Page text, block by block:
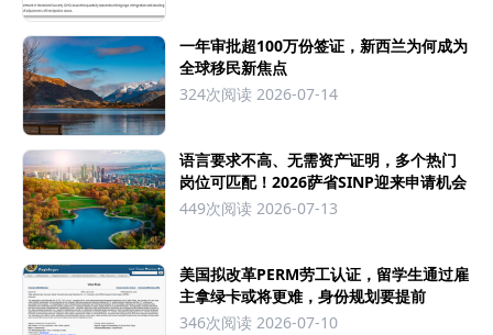
一年审批超100万份签证，新西兰为何成为
全球移民新焦点
324次阅读 2026-07-14
语言要求不高、无需资产证明，多个热门
岗位可匹配！2026萨省SINP迎来申请机会
449次阅读 2026-07-13
美国拟改革PERM劳工认证，留学生通过雇
主拿绿卡或将更难，身份规划要提前
346次阅读 2026-07-10